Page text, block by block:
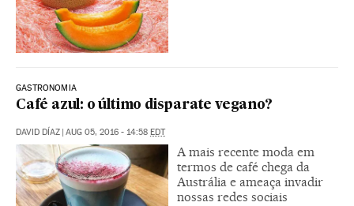
GASTRONOMIA
Café azul: o último disparate vegano?
DAVID DÍAZ AUG 05, 2016 - 14:58 EDT
A mais recente moda em
termos de café chega da
Austrália e ameaça invadir
nossas redes sociais